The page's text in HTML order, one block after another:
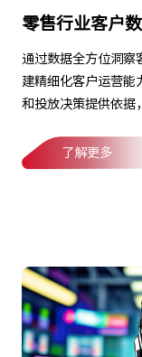
零售行业客户
通过数据全方位洞察
建精细化客户运营能
和投放决策提供依据
了解更多